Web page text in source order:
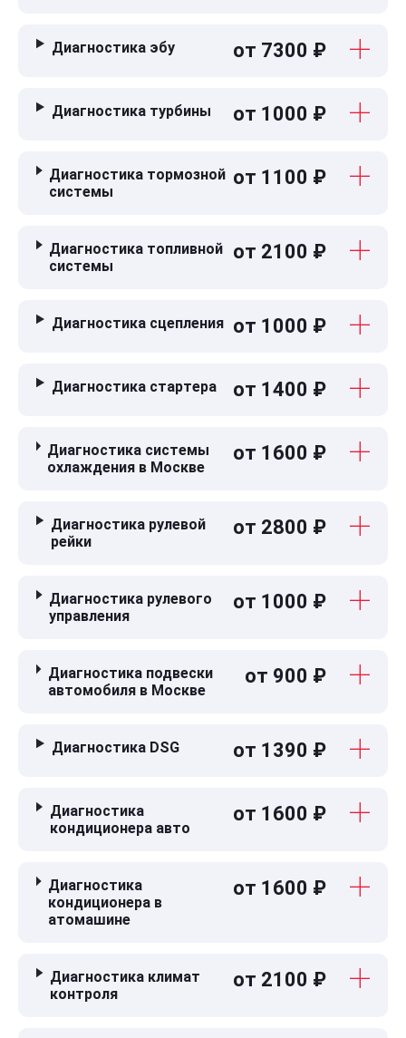
Диагностика эбу от 7300 ₽
Диагностика турбины от 1000 ₽
Диагностика тормозной
системы
от 1100 ₽
Диагностика топливной
системы
от 2100 ₽
Диагностика сцепления от 1000 ₽
Диагностика стартера от 1400 ₽
Диагностика системы
охлаждения в Москве
от 1600 ₽
Диагностика рулевой
рейки
от 2800 ₽
Диагностика рулевого
управления
от 1000 ₽
Диагностика подвески
автомобиля в Москве
от 900 ₽
Диагностика DSG от 1390 ₽
Диагностика
кондиционера авто
от 1600 ₽
Диагностика
кондиционера в
атомашине
от 1600 ₽
Диагностика климат
контроля
от 2100 ₽